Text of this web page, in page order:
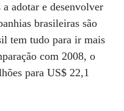
adotar e desenvolver
brasileiras são
tem tudo para ir mais
com 2008, o
para US$ 22,1